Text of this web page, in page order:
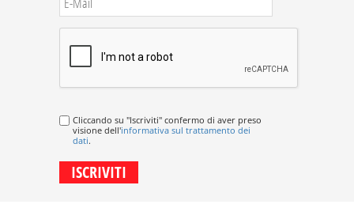
Cliccando su "Iscriviti" confermo di aver preso
visione dell'informativa sul trattamento dei
dati.